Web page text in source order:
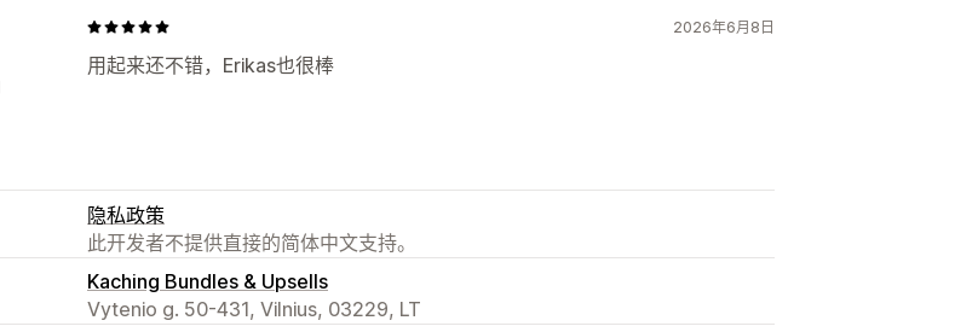
2026年6月8日
用起来还不错，Erikas也很棒
隐私政策
此开发者不提供直接的简体中文支持。
Kaching Bundles & Upsells
Vytenio g. 50-431, Vilnius, 03229, LT